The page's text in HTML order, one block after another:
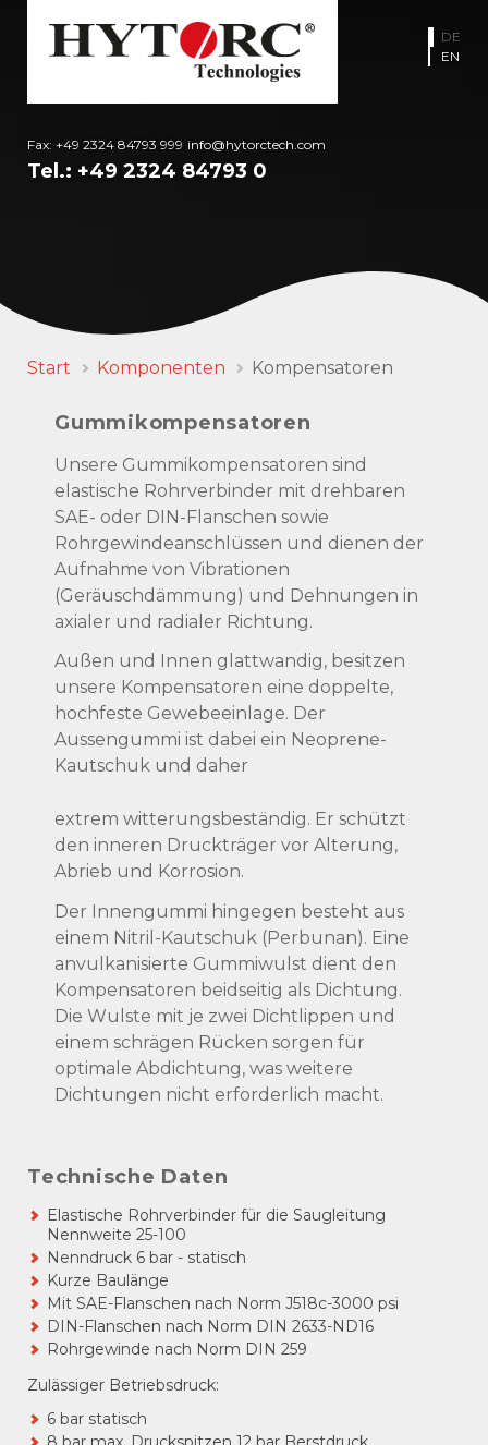
Fax: +49 2324 84793 999 info@hytorctech.com
Tel.: +49 2324 84793 0
DE
EN
Start Komponenten Kompensatoren
Gummikompensatoren
Unsere Gummikompensatoren sind
elastische Rohrverbinder mit drehbaren
SAE- oder DIN-Flanschen sowie
Rohrgewindeanschlüssen und dienen der
Aufnahme von Vibrationen
(Geräuschdämmung) und Dehnungen in
axialer und radialer Richtung.
Außen und Innen glattwandig, besitzen
unsere Kompensatoren eine doppelte,
hochfeste Gewebeeinlage. Der
Aussengummi ist dabei ein Neoprene-
Kautschuk und daher
extrem witterungsbeständig. Er schützt
den inneren Druckträger vor Alterung,
Abrieb und Korrosion.
Der Innengummi hingegen besteht aus
einem Nitril-Kautschuk (Perbunan). Eine
anvulkanisierte Gummiwulst dient den
Kompensatoren beidseitig als Dichtung.
Die Wulste mit je zwei Dichtlippen und
einem schrägen Rücken sorgen für
optimale Abdichtung, was weitere
Dichtungen nicht erforderlich macht.
Technische Daten
Elastische Rohrverbinder für die Saugleitung
Nennweite 25-100
Nenndruck 6 bar - statisch
Kurze Baulänge
Mit SAE-Flanschen nach Norm J518c-3000 psi
DIN-Flanschen nach Norm DIN 2633-ND16
Rohrgewinde nach Norm DIN 259
Zulässiger Betriebsdruck:
6 bar statisch